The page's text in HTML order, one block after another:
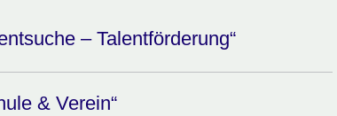
– Talentförderung“
& Verein“